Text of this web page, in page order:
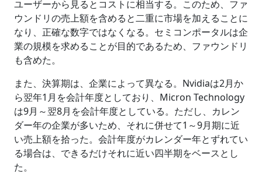
ユーザーから見るとコストに相当する。このため、ファ
ウンドリの売上額を含めると二重に市場を加えることに
なり、正確な数字ではなくなる。セミコンポータルは企
業の規模を求めることが目的であるため、ファウンドリ
も含めた。
また、決算期は、企業によって異なる。Nvidiaは2月か
ら翌年1月を会計年度としており、Micron Technology
は9月～翌8月を会計年度としている。ただし、カレン
ダー年の企業が多いため、それに併せて1～9月期に近
い売上額を拾った。会計年度がカレンダー年とずれてい
る場合は、できるだけそれに近い四半期をベースとし
た。